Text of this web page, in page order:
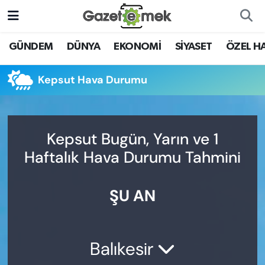
GÜNDEM DÜNYA EKONOMİ SİYASET ÖZEL
Kepsut Hava Durumu
Kepsut Bugün, Yarın ve 1
Haftalık Hava Durumu Tahmini
ŞU AN
Balıkesir
DÜNYA
EKONOMİ
YENİ MEDYADA EMEK
GAZETECİLİĞİNİ GELİŞTİRMEK
Nöbetçi Eczaneler
Hava Durumu
Trafik Durumu
Süper Lig Puan Durumu ve Fikstür
Haber Arşivi